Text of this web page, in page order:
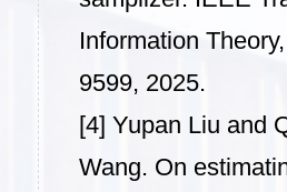
Information Theory
9599, 2025.
[4] Yupan Liu and
Wang. On